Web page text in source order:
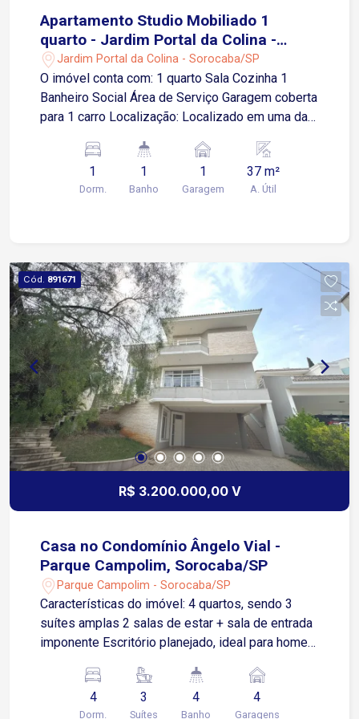
Apartamento Studio Mobiliado 1
quarto - Jardim Portal da Colina -
Sorocaba/SP
Jardim Portal da Colina - Sorocaba/SP
O imóvel conta com: 1 quarto Sala Cozinha 1
Banheiro Social Área de Serviço Garagem coberta
para 1 carro Localização: Localizado em uma das
o Condomínio Notting Hill oferece a combinação
ideal de conforto, praticidade e mobilidade.
Situado no Jardim Portal da Colina, ao lado do
Iguatemi Esplanada - apenas 5 minutos Padaria
Real Campolim (24h) - 3 minutos Parque
Campolim / pista de caminhada - 4 minutos A
região conta com ampla oferta de comércios,
restaurantes, academias, escolas, farmácias,
hospitais e centros médicos. Tudo isso em um
ambiente seguro, tranquilo e com excelente
padrão urbanístico. Entre em contato e agende
sua visita !
1
Dorm.
1
Banho
1
Garagem
37 m²
A. Útil
Cód. 891671
R$ 3.200.000,00 V
Casa no Condomínio Ângelo Vial -
Parque Campolim, Sorocaba/SP
Parque Campolim - Sorocaba/SP
Características do imóvel: 4 quartos, sendo 3
suítes amplas 2 salas de estar + sala de entrada
imponente Escritório planejado, ideal para home
integrada Lavabo moderno e lavanderia funcional
Quarto e banheiro nos fundos (para hóspedes ou
4
Dorm.
3
Suítes
4
Banho
4
Garagens